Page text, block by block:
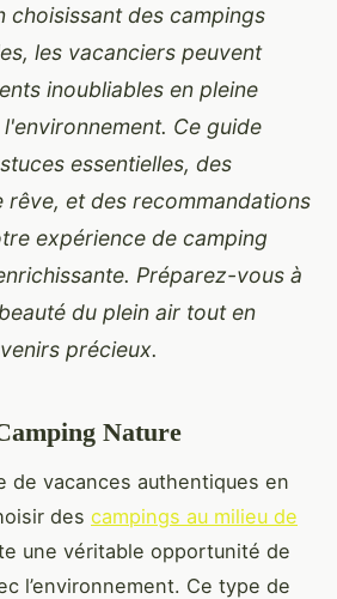
choisissant des campings
les vacanciers peuvent
inoubliables en pleine
Ce guide
essentielles, des
rêve, et des recommandations
expérience de camping
Préparez-vous à
du plein air tout en
précieux.
Nature
de vacances authentiques en
des campings au milieu de
une véritable opportunité de
l’environnement. Ce type de